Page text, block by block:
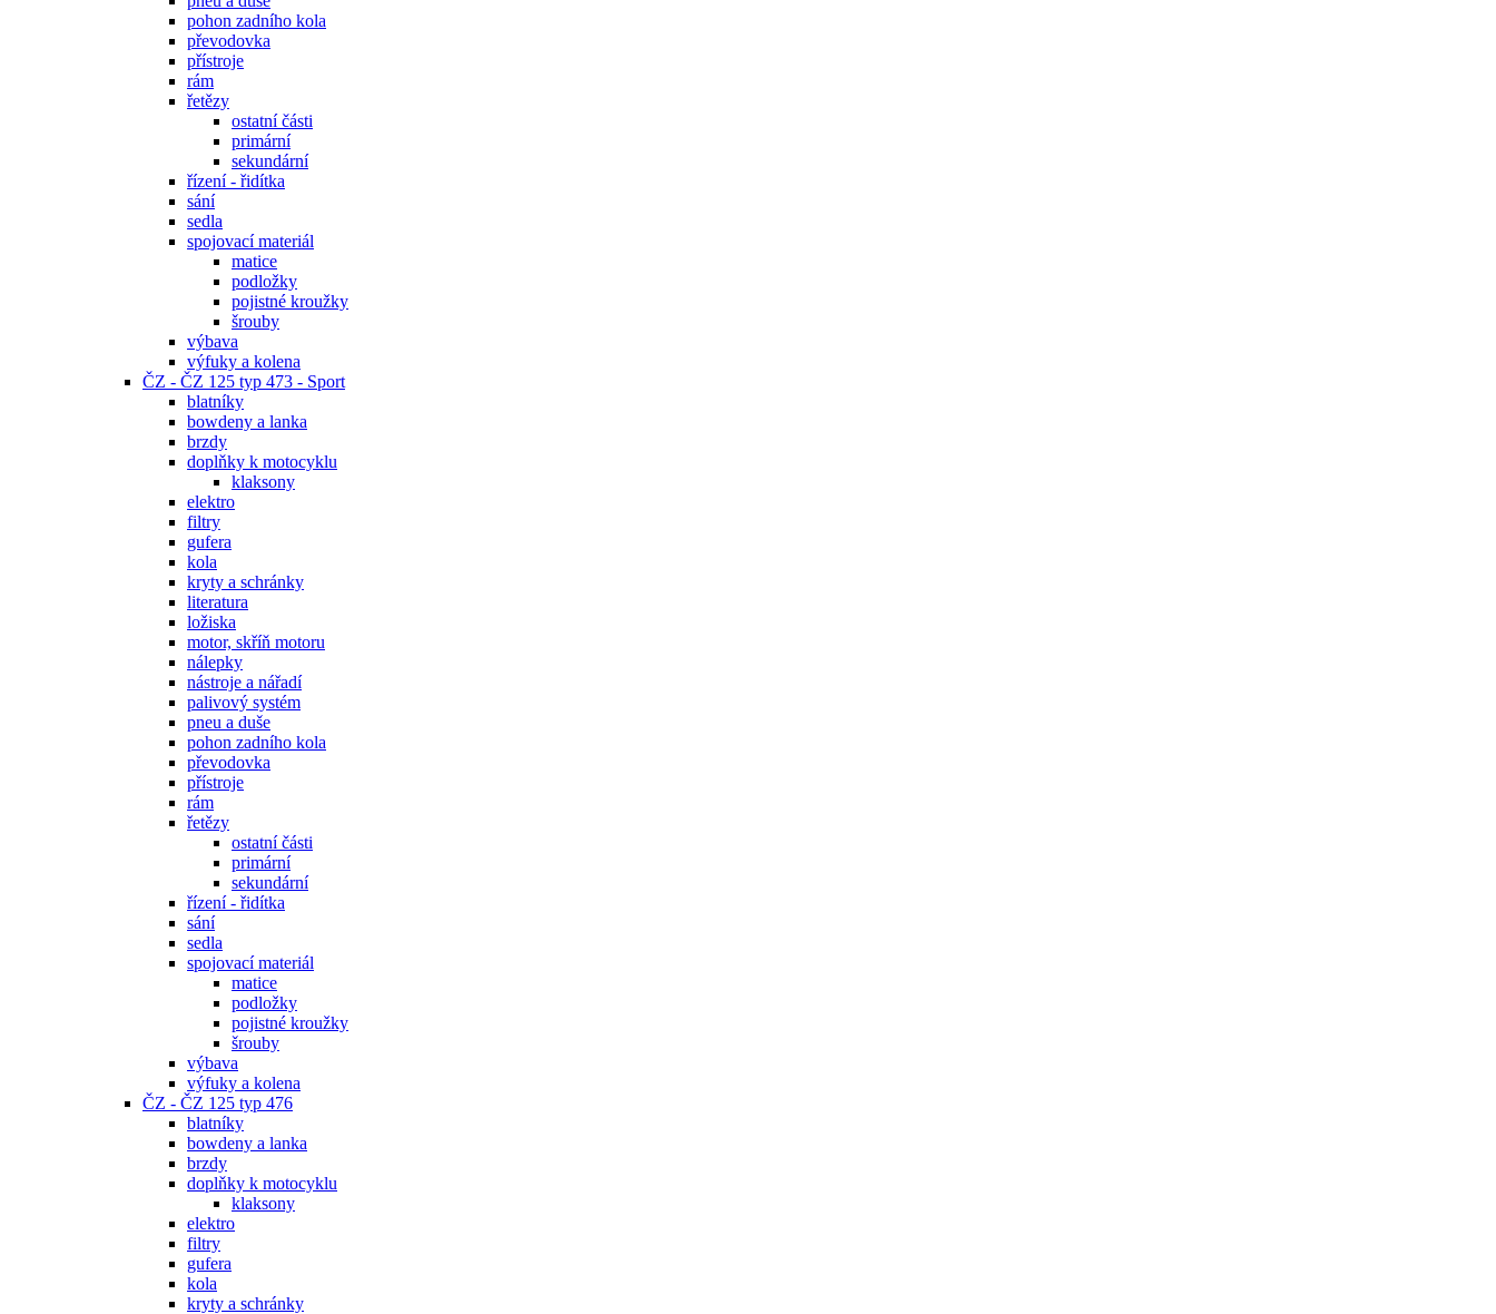
pohon zadního kola
převodovka
přístroje
rám
řetězy
ostatní části
primární
sekundární
řízení - řidítka
sání
sedla
spojovací materiál
matice
podložky
pojistné kroužky
šrouby
výbava
výfuky a kolena
ČZ - ČZ 125 typ 473 - Sport
blatníky
bowdeny a lanka
brzdy
doplňky k motocyklu
klaksony
elektro
filtry
gufera
kola
kryty a schránky
literatura
ložiska
motor, skříň motoru
nálepky
nástroje a nářadí
palivový systém
pneu a duše
pohon zadního kola
převodovka
přístroje
rám
řetězy
ostatní části
primární
sekundární
řízení - řidítka
sání
sedla
spojovací materiál
matice
podložky
pojistné kroužky
šrouby
výbava
výfuky a kolena
ČZ - ČZ 125 typ 476
blatníky
bowdeny a lanka
brzdy
doplňky k motocyklu
klaksony
elektro
filtry
gufera
kola
kryty a schránky